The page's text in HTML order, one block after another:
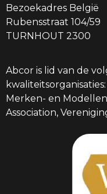
Bezoekadres België
Rubensstraat 104/59
TURNHOUT 2300
Abcor is lid van de
Merken- en
Association,